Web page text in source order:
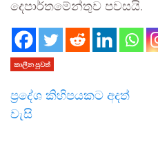
දෙපා­ර්ත­මේ­න්තුව පවසයි.
කාලීන පුවත්
ප්‍රදේශ කිහිපයකට අදත්
වැසි